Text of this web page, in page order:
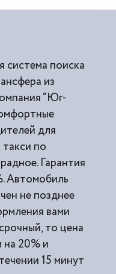
поиска
из
“Юг-
для
по
Гарантия
Автомобиль
не позднее
вами
то цена
на 20% и
15 минут